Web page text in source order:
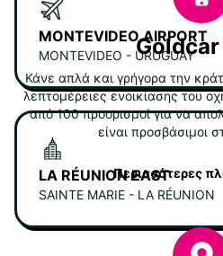
MONTEVIDEO AIRPORT
MONTEVIDEO - URUGUAY
LA RÉUNION EAST
SAINTE MARIE - LA RÉUNION
Κάνε απλά και γρήγορα την
λεπτομέρειες ενοικίασης του
από 100 προορισμοί για να
είναι προσβάσιμοι
Περισσότερες